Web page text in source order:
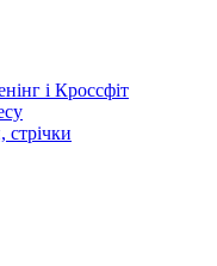
і Кроссфіт
стрічки